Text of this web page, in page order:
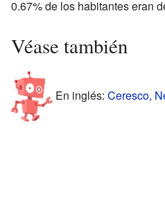
0.67% de los habitantes eran
Véase también
En inglés: Ceresco,